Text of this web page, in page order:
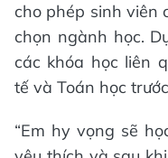
cho phép sinh viên
chọn ngành học.
các khóa học liên
tế và Toán học
“Em hy vọng sẽ